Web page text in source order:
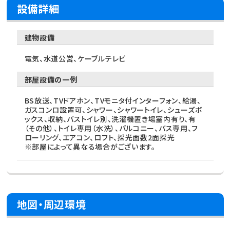
設備詳細
建物設備
電気、水道公営、ケーブルテレビ
部屋設備の一例
BS放送、TVドアホン、TVモニタ付インターフォン、給湯、
ガスコンロ設置可、シャワー、シャワートイレ、シューズボ
ックス、収納、バストイレ別、洗濯機置き場室内有り、有
（その他）、トイレ専用（水洗）、バルコニー、バス専用、フ
ローリング、エアコン、ロフト、採光面数2面採光
※部屋によって異なる場合がございます。
地図・周辺環境